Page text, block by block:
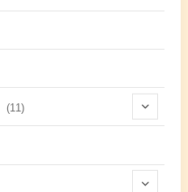
(11)